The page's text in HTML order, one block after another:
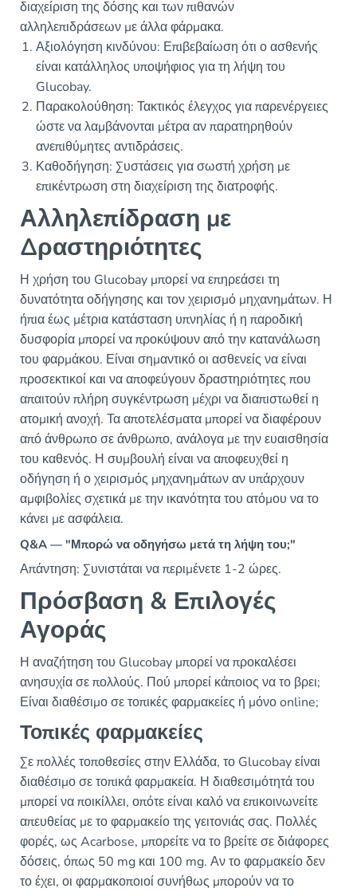
διαχείριση της δόσης και των πιθανών
αλληλεπιδράσεων με άλλα φάρμακα.
Αξιολόγηση κινδύνου: Επιβεβαίωση ότι ο ασθενής
είναι κατάλληλος υποψήφιος για τη λήψη του
Glucobay.
Παρακολούθηση: Τακτικός έλεγχος για παρενέργειες
ώστε να λαμβάνονται μέτρα αν παρατηρηθούν
ανεπιθύμητες αντιδράσεις.
Καθοδήγηση: Συστάσεις για σωστή χρήση με
επικέντρωση στη διαχείριση της διατροφής.
Αλληλεπίδραση με
Δραστηριότητες
Η χρήση του Glucobay μπορεί να επηρεάσει τη
δυνατότητα οδήγησης και τον χειρισμό μηχανημάτων. Η
ήπια έως μέτρια κατάσταση υπνηλίας ή η παροδική
δυσφορία μπορεί να προκύψουν από την κατανάλωση
του φαρμάκου. Είναι σημαντικό οι ασθενείς να είναι
προσεκτικοί και να αποφεύγουν δραστηριότητες που
απαιτούν πλήρη συγκέντρωση μέχρι να διαπιστωθεί η
ατομική ανοχή. Τα αποτελέσματα μπορεί να διαφέρουν
από άνθρωπο σε άνθρωπο, ανάλογα με την ευαισθησία
του καθενός. Η συμβουλή είναι να αποφευχθεί η
οδήγηση ή ο χειρισμός μηχανημάτων αν υπάρχουν
αμφιβολίες σχετικά με την ικανότητα του ατόμου να το
κάνει με ασφάλεια.
Q&A — "Μπορώ να οδηγήσω μετά τη λήψη του;"
Απάντηση: Συνιστάται να περιμένετε 1-2 ώρες.
Πρόσβαση & Επιλογές
Αγοράς
Η αναζήτηση του Glucobay μπορεί να προκαλέσει
ανησυχία σε πολλούς. Πού μπορεί κάποιος να το βρει;
Είναι διαθέσιμο σε τοπικές φαρμακείες ή μόνο online;
Τοπικές φαρμακείες
Σε πολλές τοποθεσίες στην Ελλάδα, το Glucobay είναι
διαθέσιμο σε τοπικά φαρμακεία. Η διαθεσιμότητά του
μπορεί να ποικίλλει, οπότε είναι καλό να επικοινωνείτε
απευθείας με το φαρμακείο της γειτονιάς σας. Πολλές
φορές, ως Acarbose, μπορείτε να το βρείτε σε διάφορες
δόσεις, όπως 50 mg και 100 mg. Αν το φαρμακείο δεν
το έχει, οι φαρμακοποιοί συνήθως μπορούν να το